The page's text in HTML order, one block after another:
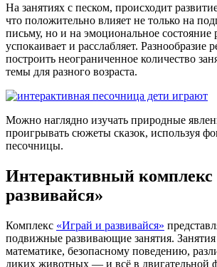
На занятиях с песком, происходит
что положительно влияет не только на
письму, но и на эмоциональное состояние
успокаивает и расслабляет. Разнообразие
построить неограниченное количество
темы для разного возраста.
Можно наглядно изучать природные
проигрывать сюжеты сказок, используя
песочницы.
Интерактивный комплекс
развивайся»
Комплекс «Играй и развивайся»
подвижные развивающие занятия. Занятия
математике, безопасному поведению,
диких животных — и всё в двигательной